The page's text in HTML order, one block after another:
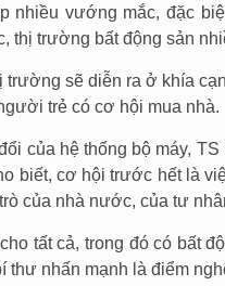
nhiều vướng mắc, đặc
thị trường bất động sản
trường sẽ diễn ra ở khía
trẻ có cơ hội mua nhà.
của hệ thống bộ máy,
biết, cơ hội trước hết là
của nhà nước, của tư
tất cả, trong đó có bất
thư nhấn mạnh là điểm